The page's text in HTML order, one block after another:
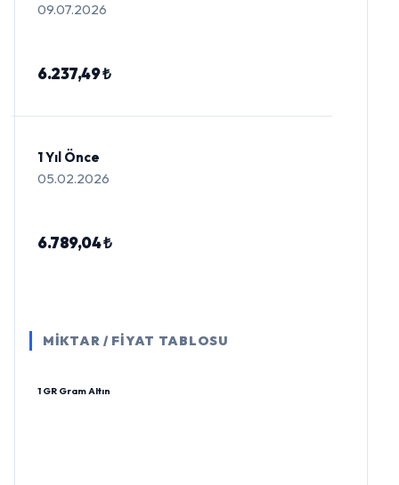
09.07.2026
6.237,49 ₺
1 Yıl Önce
05.02.2026
6.789,04 ₺
MİKTAR / FİYAT TABLOSU
1 GR Gram Altın